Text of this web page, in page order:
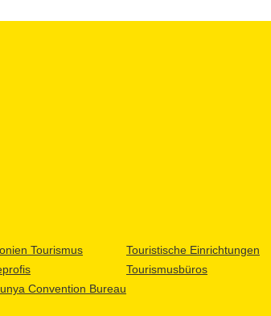
Tourismus
Convention Bureau
Touristische Einrichtungen
Tourismusbüros